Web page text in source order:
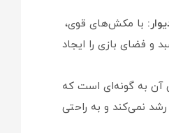
با مکش‌های قوی،
و فضای بازی را ایجاد
به گونه‌ای است که
نمی‌کند و به راحتی